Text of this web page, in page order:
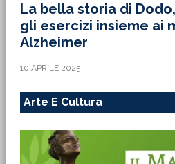
La bella storia di
gli esercizi insieme ai
Alzheimer
10 APRILE 2025
Arte E Cultura